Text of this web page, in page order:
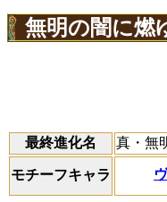
無明の闇に燃
最終進化名 真・無
モチーフキャラ